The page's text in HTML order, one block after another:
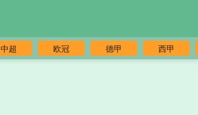
中超 欧冠 德甲 西甲